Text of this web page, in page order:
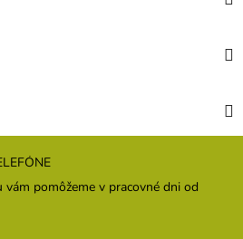
vám pomôžeme v pracovné dni od